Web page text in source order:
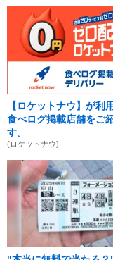
【ロケットナウ】が利
食べログ掲載店舗をご
す。
(ロケットナウ)